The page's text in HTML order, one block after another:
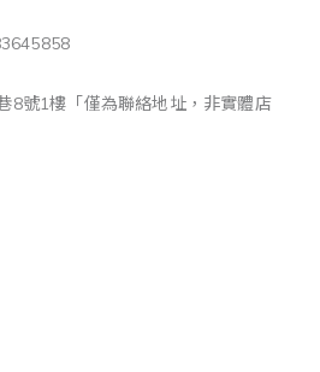
8號1樓「僅為聯絡地址，非實體店